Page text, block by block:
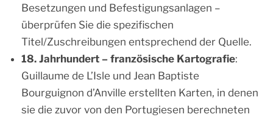
Besetzungen und Befestigungsanlagen –
überprüfen Sie die spezifischen
Titel/Zuschreibungen entsprechend der Quelle.
18. Jahrhundert – französische Kartografie:
Guillaume de L’Isle und Jean Baptiste
Bourguignon d’Anville erstellten Karten, in denen
sie die zuvor von den Portugiesen berechneten